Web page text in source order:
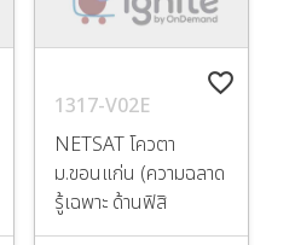
favorite_border
1317-V02E
NETSAT โควตา
ม.ขอนแก่น (ความฉลาด
รู้เฉพาะ ด้านฟิสิ